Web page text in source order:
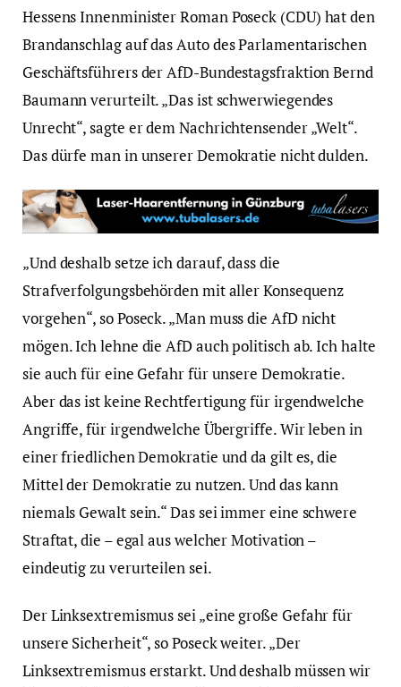
Hessens Innenminister Roman Poseck (CDU) hat den
Brandanschlag auf das Auto des Parlamentarischen
Geschäftsführers der AfD-Bundestagsfraktion Bernd
Baumann verurteilt. „Das ist schwerwiegendes
Unrecht“, sagte er dem Nachrichtensender „Welt“.
Das dürfe man in unserer Demokratie nicht dulden.
„Und deshalb setze ich darauf, dass die
Strafverfolgungsbehörden mit aller Konsequenz
vorgehen“, so Poseck. „Man muss die AfD nicht
mögen. Ich lehne die AfD auch politisch ab. Ich halte
sie auch für eine Gefahr für unsere Demokratie.
Aber das ist keine Rechtfertigung für irgendwelche
Angriffe, für irgendwelche Übergriffe. Wir leben in
einer friedlichen Demokratie und da gilt es, die
Mittel der Demokratie zu nutzen. Und das kann
niemals Gewalt sein.“ Das sei immer eine schwere
Straftat, die – egal aus welcher Motivation –
eindeutig zu verurteilen sei.
Der Linksextremismus sei „eine große Gefahr für
unsere Sicherheit“, so Poseck weiter. „Der
Linksextremismus erstarkt. Und deshalb müssen wir